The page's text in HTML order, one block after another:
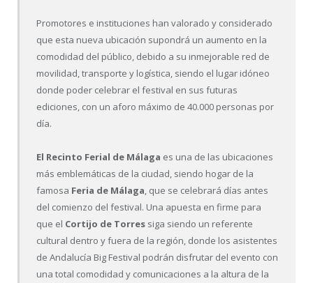
Promotores e instituciones han valorado y considerado
que esta nueva ubicación supondrá un aumento en la
comodidad del público, debido a su inmejorable red de
movilidad, transporte y logística, siendo el lugar idóneo
donde poder celebrar el festival en sus futuras
ediciones, con un aforo máximo de 40.000 personas por
día.
El Recinto Ferial de Málaga es una de las ubicaciones
más emblemáticas de la ciudad, siendo hogar de la
famosa Feria de Málaga, que se celebrará días antes
del comienzo del festival. Una apuesta en firme para
que el Cortijo de Torres siga siendo un referente
cultural dentro y fuera de la región, donde los asistentes
de Andalucía Big Festival podrán disfrutar del evento con
una total comodidad y comunicaciones a la altura de la